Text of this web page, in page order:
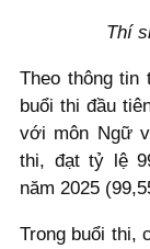
Thí
Theo thông tin
buổi thi đầu
với môn Ngữ
thi, đạt tỷ lệ
năm 2025
Trong buổi thi,